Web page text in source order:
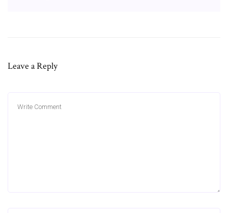
Leave a Reply